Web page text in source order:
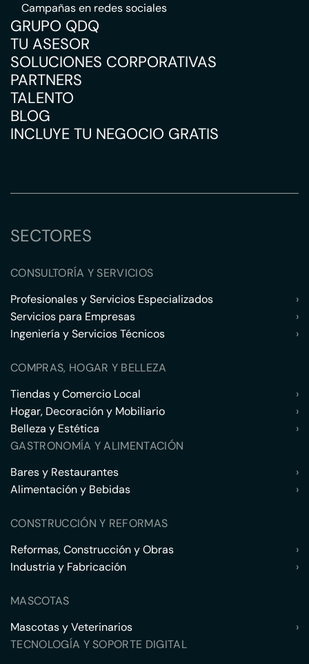
Campañas en redes sociales
GRUPO QDQ
TU ASESOR
SOLUCIONES CORPORATIVAS
PARTNERS
TALENTO
BLOG
INCLUYE TU NEGOCIO GRATIS
SECTORES
CONSULTORÍA Y SERVICIOS
Profesionales y Servicios Especializados
›
Servicios para Empresas
›
Ingeniería y Servicios Técnicos
›
COMPRAS, HOGAR Y BELLEZA
Tiendas y Comercio Local
›
Hogar, Decoración y Mobiliario
›
Belleza y Estética
›
GASTRONOMÍA Y ALIMENTACIÓN
Bares y Restaurantes
›
Alimentación y Bebidas
›
CONSTRUCCIÓN Y REFORMAS
Reformas, Construcción y Obras
›
Industria y Fabricación
›
MASCOTAS
Mascotas y Veterinarios
›
TECNOLOGÍA Y SOPORTE DIGITAL